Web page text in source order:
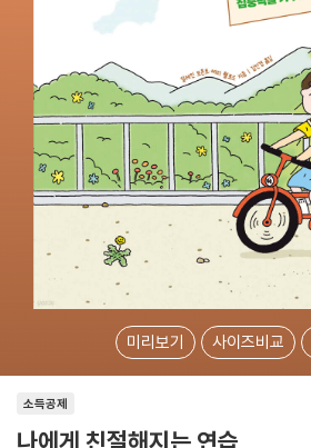
미리보기 사이즈비교
소득공제
나에게 친절해지는 연습